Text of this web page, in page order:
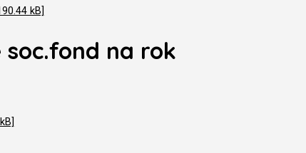
kB]
soc.fond na rok